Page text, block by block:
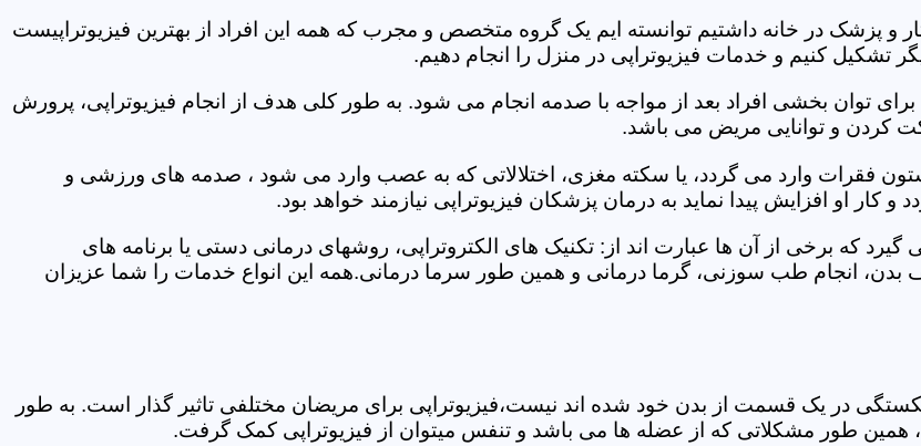
و پزشک در خانه داشتیم توانسته ایم یک گروه متخصص و مجرب که همه این افراد از بهترین فیزیوتراپیست
تشکیل کنیم و خدمات فیزیوتراپی در منزل را انجام دهیم.
توان بخشی افراد بعد از مواجه با صدمه انجام می شود. به طور کلی هدف از انجام فیزیوتراپی، پرورش
کردن و توانایی مریض می باشد.
فقرات وارد می گردد، یا سکته مغزی، اختلالاتی که به عصب وارد می شود ، صدمه های ورزشی و
او افزایش پیدا نماید به درمان پزشکان فیزیوتراپی نیازمند خواهد بود.
که برخی از آن ها عبارت اند از: تکنیک های الکتروتراپی، روشهای درمانی دستی یا برنامه های
انجام طب سوزنی، گرما درمانی و همین طور سرما درمانی.همه این انواع خدمات را شما عزیزان
در یک قسمت از بدن خود شده اند نیست،فیزیوتراپی برای مریضان مختلفی تاثیر گذار است. به طور
طور مشکلاتی که از عضله ها می باشد و تنفس میتوان از فیزیوتراپی کمک گرفت.